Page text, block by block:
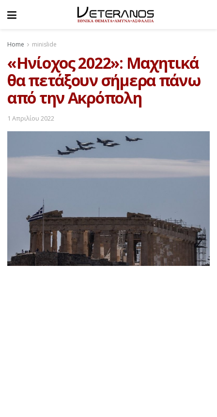
Home minislide
«Ηνίοχος 2022»: Μαχητικά
θα πετάξουν σήμερα πάνω
από την Ακρόπολη
1 Απριλίου 2022